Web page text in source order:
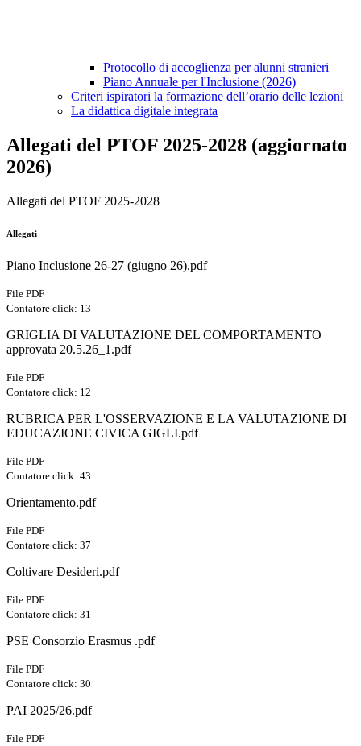
Protocollo di accoglienza per alunni stranieri
Piano Annuale per l'Inclusione (2026)
Criteri ispiratori la formazione dell’orario delle lezioni
La didattica digitale integrata
Allegati del PTOF 2025-2028 (aggiornato
2026)
Allegati del PTOF 2025-2028
Allegati
Piano Inclusione 26-27 (giugno 26).pdf
File PDF
Contatore click: 13
GRIGLIA DI VALUTAZIONE DEL COMPORTAMENTO
approvata 20.5.26_1.pdf
File PDF
Contatore click: 12
RUBRICA PER L'OSSERVAZIONE E LA VALUTAZIONE DI
EDUCAZIONE CIVICA GIGLI.pdf
File PDF
Contatore click: 43
Orientamento.pdf
File PDF
Contatore click: 37
Coltivare Desideri.pdf
File PDF
Contatore click: 31
PSE Consorzio Erasmus .pdf
File PDF
Contatore click: 30
PAI 2025/26.pdf
File PDF